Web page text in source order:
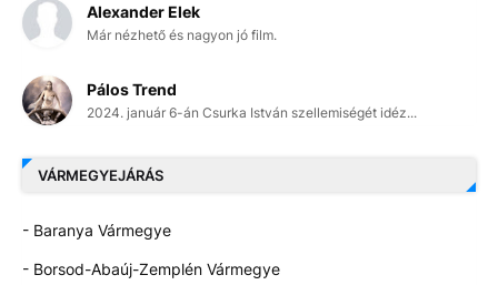
Alexander Elek
Már nézhető és nagyon jó film.
Pálos Trend
2024. január 6-án Csurka István szellemiségét idéz...
VÁRMEGYEJÁRÁS
- Baranya Vármegye
- Borsod-Abaúj-Zemplén Vármegye